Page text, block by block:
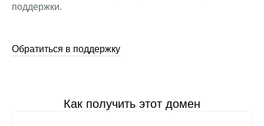
поддержки.
Обратиться в поддержку
Как получить этот домен